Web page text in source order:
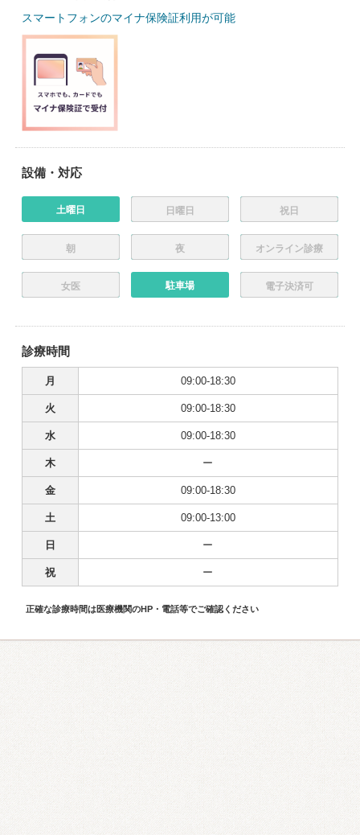
スマートフォンのマイナ保険証利用が可能
設備・対応
土曜日 日曜日 祝日
朝 夜 オンライン診療
女医 駐車場 電子決済可
診療時間
月 09:00-18:30
火 09:00-18:30
水 09:00-18:30
木 ー
金 09:00-18:30
土 09:00-13:00
日 ー
祝 ー
正確な診療時間は医療機関のHP・電話等でご確認ください